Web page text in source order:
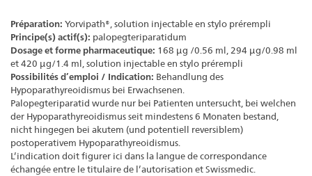
Préparation: Yorvipath®, solution injectable en stylo prérempli
Principe(s) actif(s): palopegteriparatidum
Dosage et forme pharmaceutique: 168 μg /0.56 ml, 294 μg/0.98 ml
et 420 μg/1.4 ml, solution injectable en stylo prérempli
Possibilités d’emploi / Indication: Behandlung des
Hypoparathyreoidismus bei Erwachsenen.
Palopegteriparatid wurde nur bei Patienten untersucht, bei welchen
der Hypoparathyreoidismus seit mindestens 6 Monaten bestand,
nicht hingegen bei akutem (und potentiell reversiblem)
postoperativem Hypoparathyreoidismus.
L’indication doit figurer ici dans la langue de correspondance
échangée entre le titulaire de l’autorisation et Swissmedic.